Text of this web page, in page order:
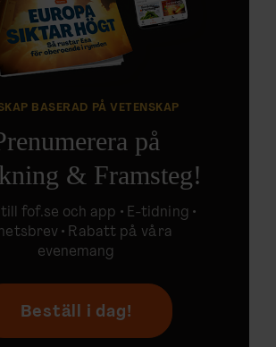
BASERAD PÅ VETENSKAP
på
& Framsteg!
tillfof.se och app • E-tidning •
• Rabatt på våra
evenemang
Beställ i dag!